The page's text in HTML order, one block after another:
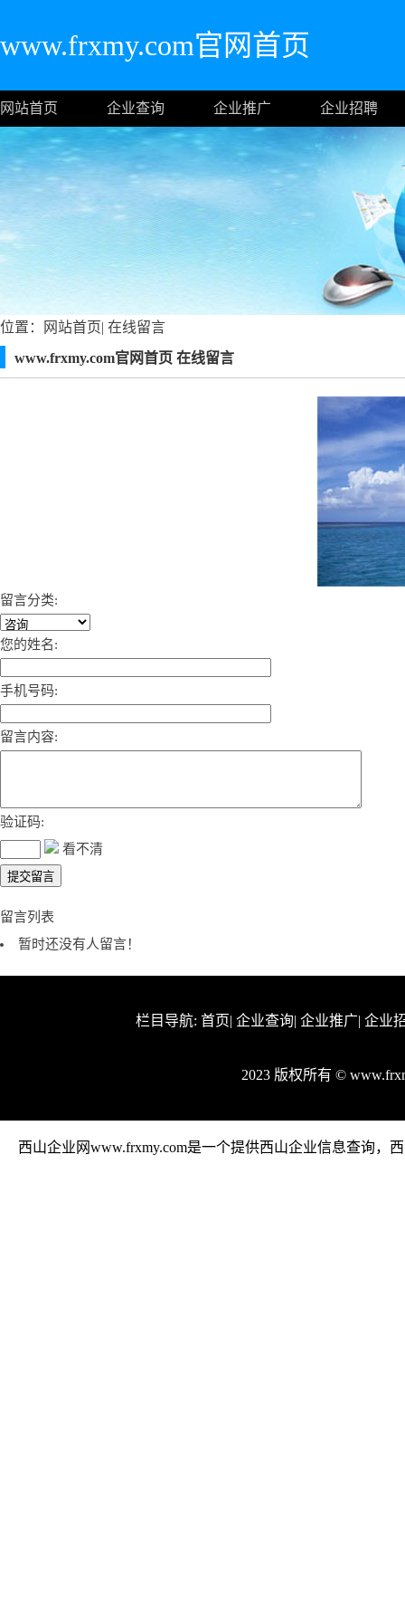
www.frxmy.com官网首页
网站首页 企业查询 企业推广 企业招聘
位置： 网站首页| 在线留言
www.frxmy.com官网首页 在线留言
留言分类:
您的姓名:
手机号码:
留言内容:
验证码:
看不清
留言列表
暂时还没有人留言！
栏目导航: 首页| 企业查询| 企业推广| 企业
2023 版权所有 ©
西山企业网www.frxmy.com是一个提供西山企业信息查询，